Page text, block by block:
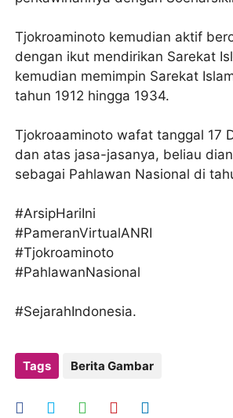
Tjokroaminoto kemudian aktif
dengan ikut mendirikan Sarekat
kemudian memimpin Sarekat
tahun 1912 hingga 1934.
Tjokroaaminoto wafat tanggal 17
dan atas jasa-jasanya, beliau
sebagai Pahlawan Nasional di
#ArsipHariIni
#PameranVirtualANRI
#Tjokroaminoto
#PahlawanNasional
#SejarahIndonesia.
Tags Berita Gambar